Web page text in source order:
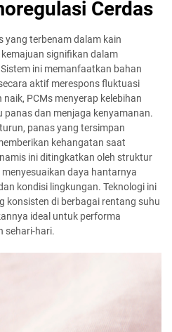
Cerdas
yang terbenam dalam kain
signifikan dalam
ini memanfaatkan bahan
aktif merespons fluktuasi
PCMs menyerap kelebihan
panas dan menjaga kenyamanan.
panas yang tersimpan
kehangatan saat
ini ditingkatkan oleh struktur
daya hantarnya
kondisi lingkungan. Teknologi ini
konsisten di berbagai rentang suhu
ideal untuk performa
sehari-hari.